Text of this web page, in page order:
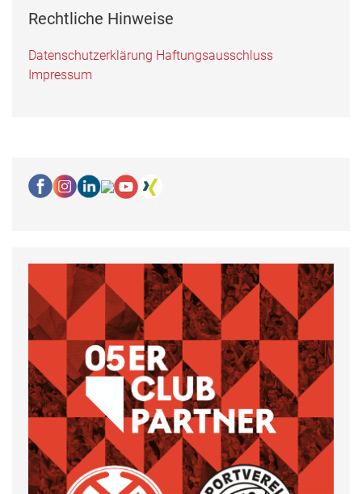
Rechtliche Hinweise
Datenschutzerklärung Haftungsausschluss
Impressum